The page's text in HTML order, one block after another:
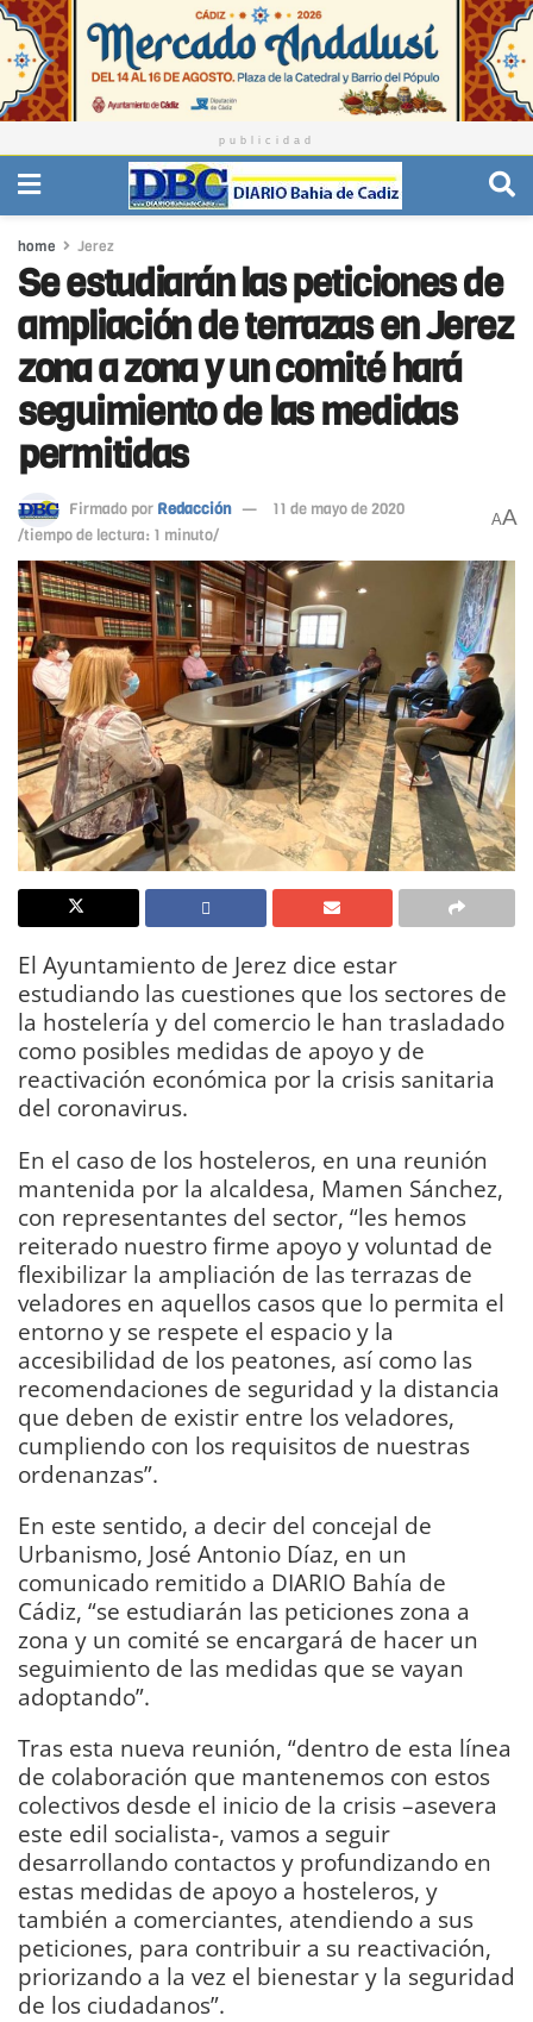
publicidad
home Jerez
Se estudiarán las peticiones de
ampliación de terrazas en Jerez
zona a zona y un comité hará
seguimiento de las medidas
permitidas
Firmado por Redacción
11 de mayo de 2020
/tiempo de lectura: 1 minuto/
AA
El Ayuntamiento de Jerez dice estar
estudiando las cuestiones que los sectores de
la hostelería y del comercio le han trasladado
como posibles medidas de apoyo y de
reactivación económica por la crisis sanitaria
del coronavirus.
En el caso de los hosteleros, en una reunión
mantenida por la alcaldesa, Mamen Sánchez,
con representantes del sector, “les hemos
reiterado nuestro firme apoyo y voluntad de
flexibilizar la ampliación de las terrazas de
veladores en aquellos casos que lo permita el
entorno y se respete el espacio y la
accesibilidad de los peatones, así como las
recomendaciones de seguridad y la distancia
que deben de existir entre los veladores,
cumpliendo con los requisitos de nuestras
ordenanzas”.
En este sentido, a decir del concejal de
Urbanismo, José Antonio Díaz, en un
comunicado remitido a DIARIO Bahía de
Cádiz, “se estudiarán las peticiones zona a
zona y un comité se encargará de hacer un
seguimiento de las medidas que se vayan
adoptando”.
Tras esta nueva reunión, “dentro de esta línea
de colaboración que mantenemos con estos
colectivos desde el inicio de la crisis –asevera
este edil socialista-, vamos a seguir
desarrollando contactos y profundizando en
estas medidas de apoyo a hosteleros, y
también a comerciantes, atendiendo a sus
peticiones, para contribuir a su reactivación,
priorizando a la vez el bienestar y la seguridad
de los ciudadanos”.